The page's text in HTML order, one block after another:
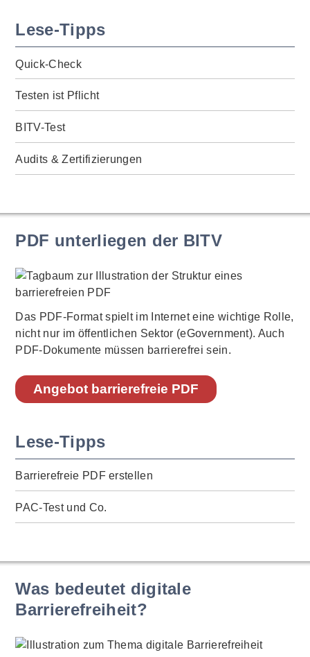
Lese-Tipps
Quick-Check
Testen ist Pflicht
BITV-Test
Audits & Zertifizierungen
PDF unterliegen der BITV
Das PDF-Format spielt im Internet eine wichtige Rolle,
nicht nur im öffentlichen Sektor (eGovernment). Auch
PDF-Dokumente müssen barrierefrei sein.
Angebot barrierefreie PDF
Lese-Tipps
Barrierefreie PDF erstellen
PAC-Test und Co.
Was bedeutet digitale
Barrierefreiheit?